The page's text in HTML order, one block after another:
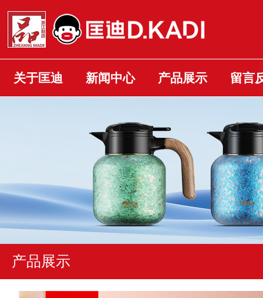
关于匡迪 新闻中心 产品展示 留言
产品展示